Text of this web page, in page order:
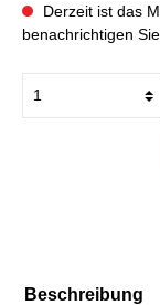
Derzeit ist das
benachrichtigen
Beschreibung